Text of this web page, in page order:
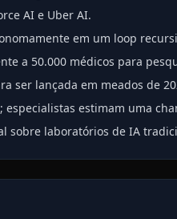
AI e Uber AI.
em um loop
a 50.000 médicos para
ser lançada em meados de
estimam uma
sobre laboratórios de IA